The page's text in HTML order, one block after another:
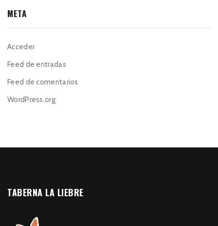
META
Acceder
Feed de entradas
Feed de comentarios
WordPress.org
TABERNA LA LIEBRE